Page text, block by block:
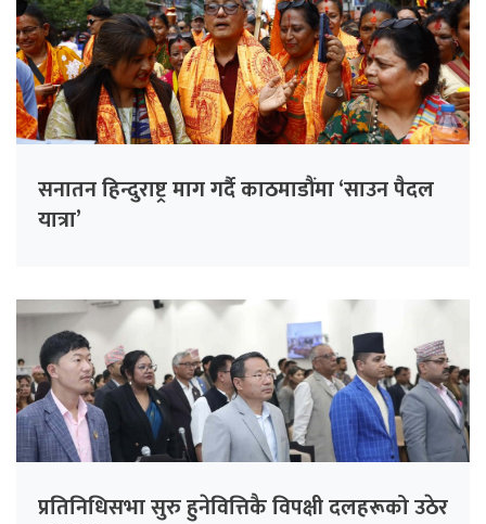
सनातन हिन्दुराष्ट्र माग गर्दै काठमाडौंमा ‘साउन पैदल
यात्रा’
प्रतिनिधिसभा सुरु हुनेवित्तिकै विपक्षी दलहरूको उठेर